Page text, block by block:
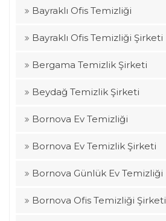
Bayraklı Ofis Temizliği
Bayraklı Ofis Temizliği Şirketi
Bergama Temizlik Şirketi
Beydağ Temizlik Şirketi
Bornova Ev Temizliği
Bornova Ev Temizlik Şirketi
Bornova Günlük Ev Temizliği
Bornova Ofis Temizliği Şirketi